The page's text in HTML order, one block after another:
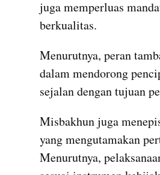
juga memperluas
berkualitas.
Menurutnya, peran
dalam mendorong
sejalan dengan tujuan
Misbakhun juga
yang mengutamakan
Menurutnya,